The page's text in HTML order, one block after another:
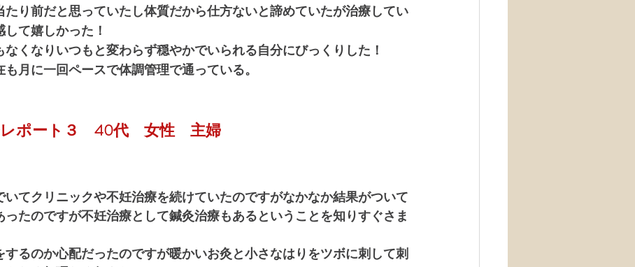
たり前だと思っていたし体質だから仕方ないと諦めていたが治療してい
て嬉しかった！
くなりいつもと変わらず穏やかでいられる自分にびっくりした！
月に一回ペースで体調管理で通っている。
ポート３　40代　女性　主婦
いてクリニックや不妊治療を続けていたのですがなかなか結果がついて
たのですが不妊治療として鍼灸治療もあるということを知りすぐさま
るのか心配だったのですが暖かいお灸と小さなはりをツボに刺して刺